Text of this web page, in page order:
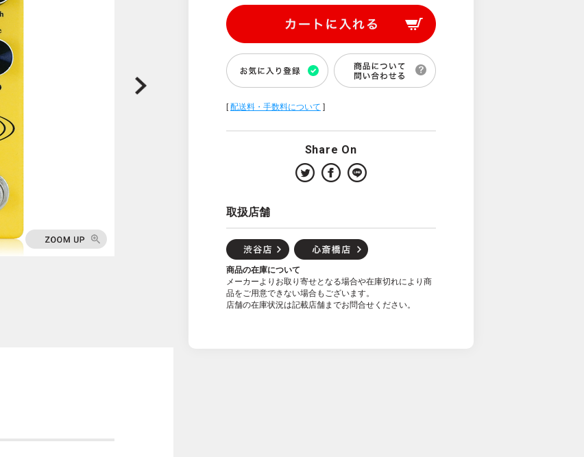
[配送料・手数料について ]
Share On
取扱店舗
商品の在庫について
メーカーよりお取り寄せとなる場合や在庫切れにより商
品をご用意できない場合もございます。
店舗の在庫状況は記載店舗までお問合せください。